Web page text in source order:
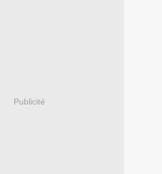
Publicité